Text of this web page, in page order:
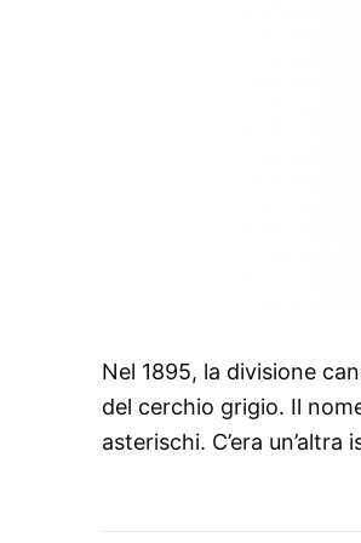
Nel 1895, la divisione
del cerchio grigio. Il
asterischi. C’era un’altra